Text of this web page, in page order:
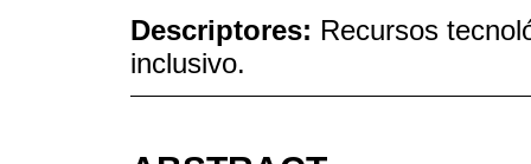
Descriptores: Recursos
inclusivo.